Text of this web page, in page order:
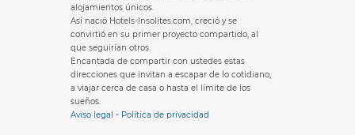
alojamientos únicos.
Así nació Hotels-Insolites.com, creció y se
convirtió en su primer proyecto compartido, al
que seguirían otros.
Encantada de compartir con ustedes estas
direcciones que invitan a escapar de lo cotidiano,
a viajar cerca de casa o hasta el límite de los
sueños.
Aviso legal - Política de privacidad